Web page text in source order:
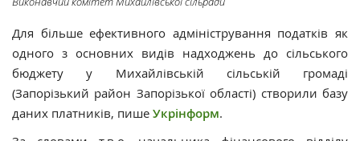
Для більше ефективного адміністрування податків як
одного з основних видів надходжень до сільського
бюджету у Михайлівській сільській громаді
(Запорізький район Запорізької області) створили базу
даних платників, пише Укрінформ.